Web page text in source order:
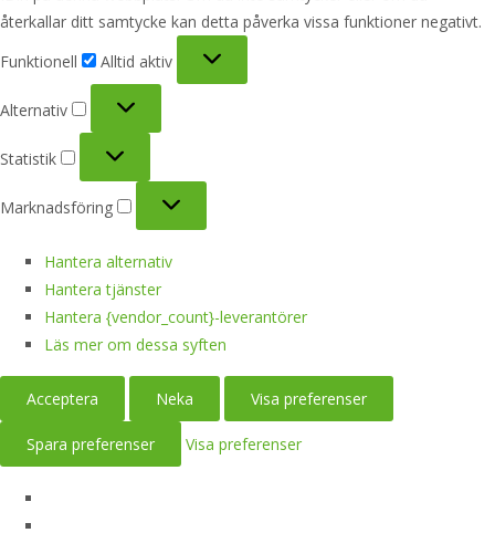
återkallar ditt samtycke kan detta påverka vissa funktioner negativt.
Funktionell
Alltid aktiv
Alternativ
Statistik
Marknadsföring
Hantera alternativ
Hantera tjänster
Hantera {vendor_count}-leverantörer
Läs mer om dessa syften
Acceptera Neka Visa preferenser
Spara preferenser Visa preferenser